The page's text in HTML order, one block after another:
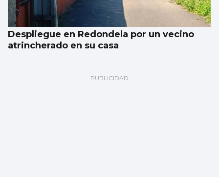
Despliegue en Redondela por un vecino
atrincherado en su casa